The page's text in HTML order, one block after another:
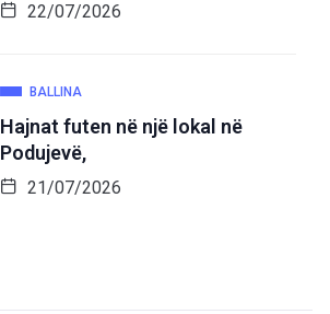
22/07/2026
BALLINA
Hajnat futen në një lokal në
Podujevë,
21/07/2026